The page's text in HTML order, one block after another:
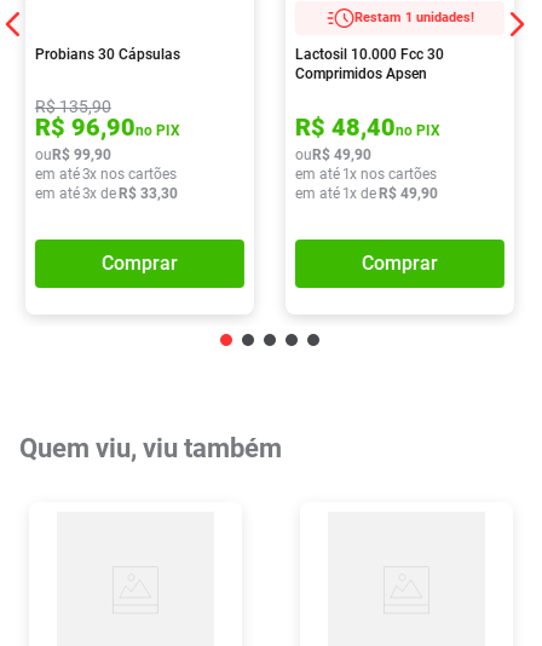
Probians 30 Cápsulas
R$135,90
R$ 96,90no PIX
ou R$ 99,90
em até3x nos cartões
em até3x de R$ 33,30
Comprar
Restam 1 unidades!
Lactosil 10.000 Fcc 30
Comprimidos Apsen
R$ 48,40no PIX
ou R$ 49,90
em até 1x nos cartões
em até 1x de R$ 49,90
Comprar
Quem viu, viu também